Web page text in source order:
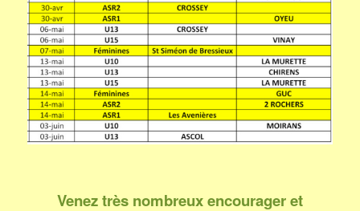
Venez très nombreux encourager et